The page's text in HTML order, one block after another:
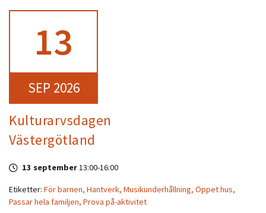
13
SEP 2026
Kulturarvsdagen
Västergötland
13 september13:00-16:00
Etiketter: För barnen, Hantverk, Musikunderhållning, Öppet hus,
Passar hela familjen, Prova på-aktivitet